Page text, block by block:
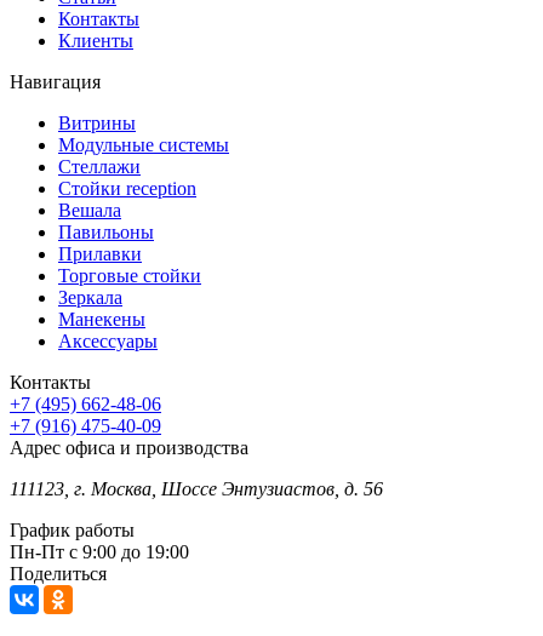
Контакты
Клиенты
Навигация
Витрины
Модульные системы
Стеллажи
Стойки reception
Вешала
Павильоны
Прилавки
Торговые стойки
Зеркала
Манекены
Аксессуары
Контакты
+7 (495) 662-48-06
+7 (916) 475-40-09
Адрес офиса и производства
111123, г. Москва, Шоссе Энтузиастов, д. 56
График работы
Пн-Пт с 9:00 до 19:00
Поделиться